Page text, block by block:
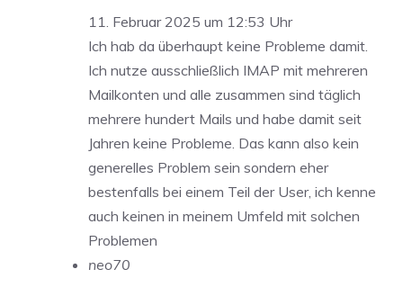
11. Februar 2025 um 12:53 Uhr
Ich hab da überhaupt keine Probleme damit.
Ich nutze ausschließlich IMAP mit mehreren
Mailkonten und alle zusammen sind täglich
mehrere hundert Mails und habe damit seit
Jahren keine Probleme. Das kann also kein
generelles Problem sein sondern eher
bestenfalls bei einem Teil der User, ich kenne
auch keinen in meinem Umfeld mit solchen
Problemen
neo70